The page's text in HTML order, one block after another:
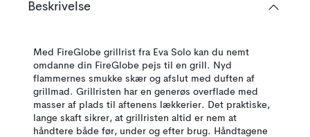
Beskrivelse
Med FireGlobe grillrist fra Eva Solo kan du nemt
omdanne din FireGlobe pejs til en grill. Nyd
flammernes smukke skær og afslut med duften af
grillmad. Grillristen har en generøs overflade med
masser af plads til aftenens lækkerier. Det praktiske,
lange skaft sikrer, at grillristen altid er nem at
håndtere både før, under og efter brug. Håndtagene